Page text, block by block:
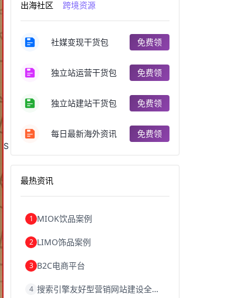
S
跨境电商分析进口跨境电商
跨境电商服务广州跨境电商
跨境电商注册跨境电商开店
跨境电商商品个人跨境电商
跨境电商案例国内跨境电商
郑州跨境电商跨境电商趋势
阿里跨境电商
跨境电商费用美国跨境电商
跨境电商教程
独立站跨境电商跨境电商独立站
跨境电商erp西安跨境电商
沈阳跨境电商跨境电商服务平台
跨境电商网店跨境电商物流模式
跨境电商结算浙江跨境电商
出海社区 跨境资源
社媒变现干货包 免费领
独立站运营干货包 免费领
独立站建站干货包 免费领
每日最新海外资讯 免费领
最热资讯
1 MIOK饮品案例
2 LIMO饰品案例
3 B2C电商平台
4 搜索引擎友好型营销网站建设全攻略